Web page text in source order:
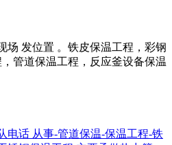
场 发位置 。铁皮保温工程，彩钢
管道保温工程，反应釜设备保温